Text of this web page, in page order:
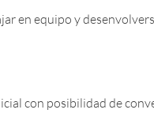
en equipo y
con posibilidad de